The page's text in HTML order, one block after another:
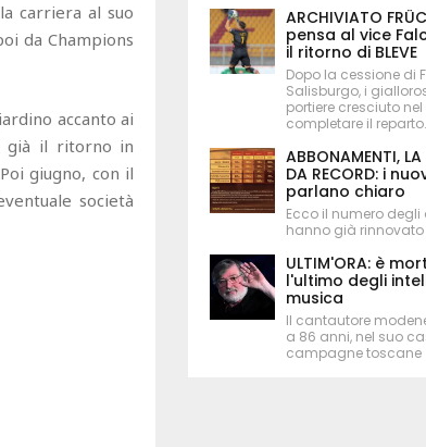
carriera al suo
da Champions
accanto ai
già il ritorno in
giugno, con il
società
ARCHIVIATO
pensa al vice
il ritorno di BLEVE
Dopo la cessione di
Salisburgo, i
portiere cresciuto
completare il reparto.
ABBONAMENTI,
DA RECORD: i
parlano chiaro
Ecco il numero
hanno già rinnovato
ULTIM'ORA: è
l'ultimo degli
musica
Il cantautore
a 86 anni, nel suo
campagne toscane